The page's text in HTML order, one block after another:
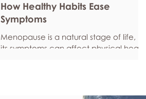
How Healthy Habits Ease
Symptoms
Menopause is a natural stage of life, but
its symptoms can affect physical health,